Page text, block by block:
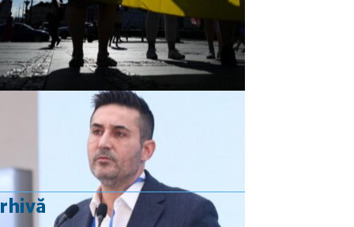
GBP : 6,1277 RON
+0,0041 ▲
Convertor valutar
»